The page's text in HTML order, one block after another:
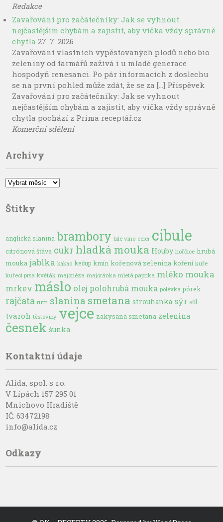
Redakce
Zavařování pro začátečníky: Jak se vyhnout
nejčastějším chybám a zajistit, aby víčka vždy správně
chytla 27. 7. 2026
Zavařování vlastních vypěstovaných plodů nebo bio
zeleniny od farmářů zažívá i u mladé generace
hospodyň renesanci. Po pár informacích z doslechu
se na první pohled může zdát, že se za […] Příspěvek
Zavařování pro začátečníky: Jak se vyhnout
nejčastějším chybám a zajistit, aby víčka vždy správně
chytla pochází z Príma receptář.cz
Komerční sdělení
Archivy
Archivy
Štítky
anglická slanina brambory bílé víno celer cibule
citrónová šťáva cukr hladká mouka Houby hořčice hrubá
mouka jablka kakao kečup kmín kořenová zelenina koření kuře
kuřecí prsa květák majonéza majoránka mletá paprika mléko mouka
mrkev máslo olej polohrubá mouka polévka pórek
rajčata rum slanina smetana strouhanka sýr sůl
tvaroh těstoviny vejce zakysaná smetana zelenina
česnek šunka
Kontaktní údaje
Alida, spol. s r.o.
V Lípách 157 295 01
Mnichovo Hradiště
IČ: 63472198
info@alida.cz
Odkazy